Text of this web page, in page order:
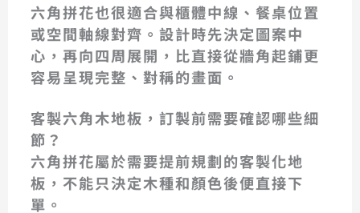
六角拼花也很適合與櫃體中線、餐桌位置
或空間軸線對齊。設計時先決定圖案中
心，再向四周展開，比直接從牆角起鋪更
容易呈現完整、對稱的畫面。
客製六角木地板，訂製前需要確認哪些細
節？
六角拼花屬於需要提前規劃的客製化地
板，不能只決定木種和顏色後便直接下
單。